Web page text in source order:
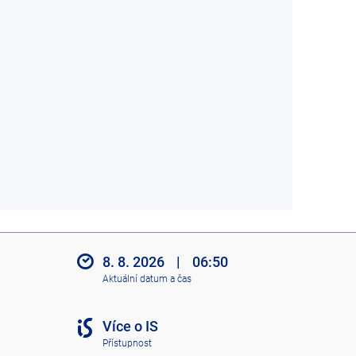
8. 8. 2026 | 06:50
Aktuální datum a čas
Více o IS
Přístupnost